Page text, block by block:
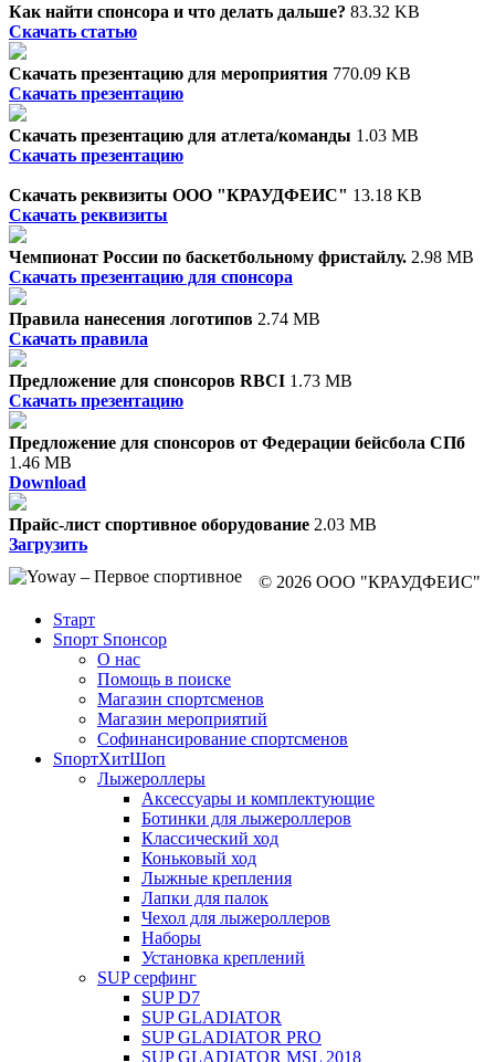
Как найти спонсора и что делать дальше? 83.32 KB
Скачать статью
Скачать презентацию для мероприятия 770.09 KB
Скачать презентацию
Скачать презентацию для атлета/команды 1.03 MB
Скачать презентацию
Скачать реквизиты ООО "КРАУДФЕИС" 13.18 KB
Скачать реквизиты
Чемпионат России по баскетбольному фристайлу. 2.98 MB
Скачать презентацию для спонсора
Правила нанесения логотипов 2.74 MB
Скачать правила
Предложение для спонсоров RBCI 1.73 MB
Скачать презентацию
Предложение для спонсоров от Федерации бейсбола СПб
1.46 MB
Download
Прайс-лист спортивное оборудование 2.03 MB
Загрузить
© 2026 ООО "КРАУДФЕИС"
Sтарт
Sпорт Sпонсор
О нас
Помощь в поиске
Магазин спортсменов
Магазин мероприятий
Софинансирование спортсменов
SпортХитШоп
Лыжероллеры
Аксессуары и комплектующие
Ботинки для лыжероллеров
Классический ход
Коньковый ход
Лыжные крепления
Лапки для палок
Чехол для лыжероллеров
Наборы
Установка креплений
SUP серфинг
SUP D7
SUP GLADIATOR
SUP GLADIATOR PRO
SUP GLADIATOR MSL 2018